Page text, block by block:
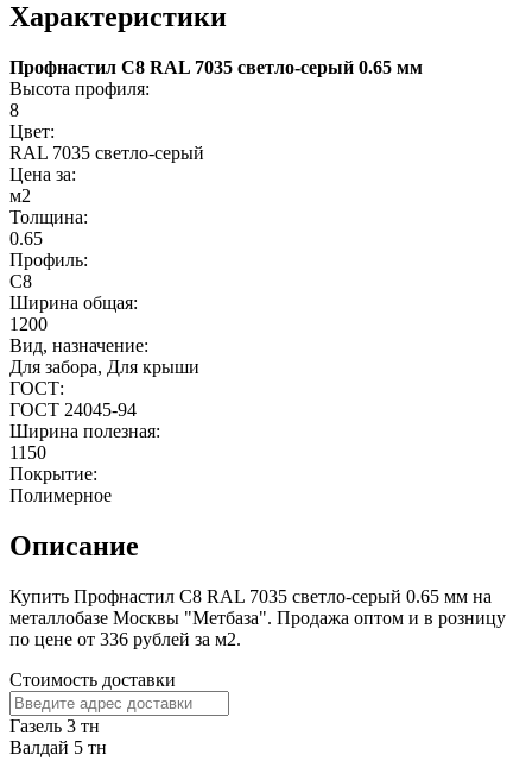
Характеристики
Профнастил С8 RAL 7035 светло-серый 0.65 мм
Высота профиля:
8
Цвет:
RAL 7035 светло-серый
Цена за:
м2
Толщина:
0.65
Профиль:
С8
Ширина общая:
1200
Вид, назначение:
Для забора, Для крыши
ГОСТ:
ГОСТ 24045-94
Ширина полезная:
1150
Покрытие:
Полимерное
Описание
Купить Профнастил С8 RAL 7035 светло-серый 0.65 мм на
металлобазе Москвы "Метбаза". Продажа оптом и в розницу
по цене от 336 рублей за м2.
Стоимость доставки
Газель 3 тн
Валдай 5 тн